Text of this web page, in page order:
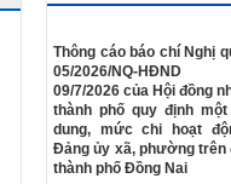
​Thông cáo báo chí Nghị
05/2026/NQ-
09/7/2026 của Hội đồng
thành phố quy định
dung, mức chi hoạt
Đảng ủy xã, phường trên
thành phố Đồng Nai